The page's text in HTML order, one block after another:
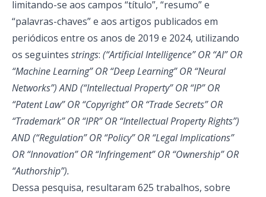
limitando-se aos campos “título”, “resumo” e
“palavras-chaves” e aos artigos publicados em
periódicos entre os anos de 2019 e 2024, utilizando
os seguintes strings: (“Artificial Intelligence” OR “AI” OR
“Machine Learning” OR “Deep Learning” OR “Neural
Networks”) AND (“Intellectual Property” OR “IP” OR
“Patent Law” OR “Copyright” OR “Trade Secrets” OR
“Trademark” OR “IPR” OR “Intellectual Property Rights”)
AND (“Regulation” OR “Policy” OR “Legal Implications”
OR “Innovation” OR “Infringement” OR “Ownership” OR
“Authorship”).
Dessa pesquisa, resultaram 625 trabalhos, sobre